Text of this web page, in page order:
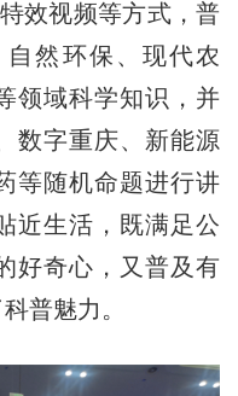
效视频等方式，普
然环保、现代农
领域科学知识，并
数字重庆、新能源
等随机命题进行讲
近生活，既满足公
好奇心，又普及有
普魅力。